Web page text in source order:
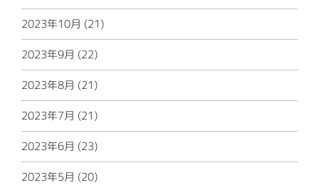
2023年10月 (21)
2023年9月 (22)
2023年8月 (21)
2023年7月 (21)
2023年6月 (23)
2023年5月 (20)